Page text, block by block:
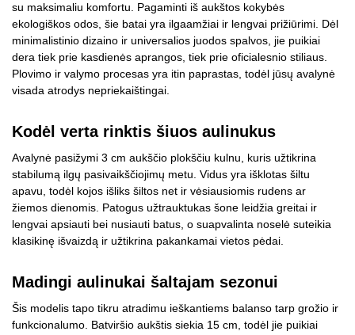
su maksimaliu komfortu. Pagaminti iš aukštos kokybės
ekologiškos odos, šie batai yra ilgaamžiai ir lengvai prižiūrimi. Dėl
minimalistinio dizaino ir universalios juodos spalvos, jie puikiai
dera tiek prie kasdienės aprangos, tiek prie oficialesnio stiliaus.
Plovimo ir valymo procesas yra itin paprastas, todėl jūsų avalynė
visada atrodys nepriekaištingai.
Kodėl verta rinktis šiuos aulinukus
Avalynė pasižymi 3 cm aukščio plokščiu kulnu, kuris užtikrina
stabilumą ilgų pasivaikščiojimų metu. Vidus yra išklotas šiltu
apavu, todėl kojos išliks šiltos net ir vėsiausiomis rudens ar
žiemos dienomis. Patogus užtrauktukas šone leidžia greitai ir
lengvai apsiauti bei nusiauti batus, o suapvalinta noselė suteikia
klasikinę išvaizdą ir užtikrina pakankamai vietos pėdai.
Madingi aulinukai šaltajam sezonui
Šis modelis tapo tikru atradimu ieškantiems balanso tarp grožio ir
funkcionalumo. Batviršio aukštis siekia 15 cm, todėl jie puikiai